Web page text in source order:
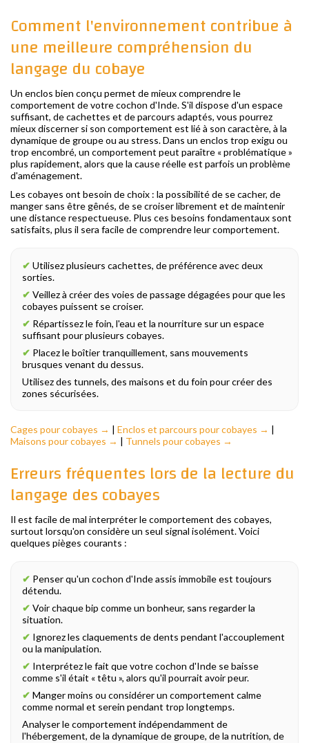
Comment l'environnement contribue à
une meilleure compréhension du
langage du cobaye
Un enclos bien conçu permet de mieux comprendre le
comportement de votre cochon d'Inde. S'il dispose d'un espace
suffisant, de cachettes et de parcours adaptés, vous pourrez
mieux discerner si son comportement est lié à son caractère, à la
dynamique de groupe ou au stress. Dans un enclos trop exigu ou
trop encombré, un comportement peut paraître « problématique »
plus rapidement, alors que la cause réelle est parfois un problème
d'aménagement.
Les cobayes ont besoin de choix : la possibilité de se cacher, de
manger sans être gênés, de se croiser librement et de maintenir
une distance respectueuse. Plus ces besoins fondamentaux sont
satisfaits, plus il sera facile de comprendre leur comportement.
✔ Utilisez plusieurs cachettes, de préférence avec deux
sorties.
✔ Veillez à créer des voies de passage dégagées pour que les
cobayes puissent se croiser.
✔ Répartissez le foin, l'eau et la nourriture sur un espace
suffisant pour plusieurs cobayes.
✔ Placez le boîtier tranquillement, sans mouvements
brusques venant du dessus.
Utilisez des tunnels, des maisons et du foin pour créer des
zones sécurisées.
Cages pour cobayes → | Enclos et parcours pour cobayes → |
Maisons pour cobayes → | Tunnels pour cobayes →
Erreurs fréquentes lors de la lecture du
langage des cobayes
Il est facile de mal interpréter le comportement des cobayes,
surtout lorsqu'on considère un seul signal isolément. Voici
quelques pièges courants :
✔ Penser qu'un cochon d'Inde assis immobile est toujours
détendu.
✔ Voir chaque bip comme un bonheur, sans regarder la
situation.
✔ Ignorez les claquements de dents pendant l'accouplement
ou la manipulation.
✔ Interprétez le fait que votre cochon d'Inde se baisse
comme s'il était « têtu », alors qu'il pourrait avoir peur.
✔ Manger moins ou considérer un comportement calme
comme normal et serein pendant trop longtemps.
Analyser le comportement indépendamment de
l'hébergement, de la dynamique de groupe, de la nutrition, de